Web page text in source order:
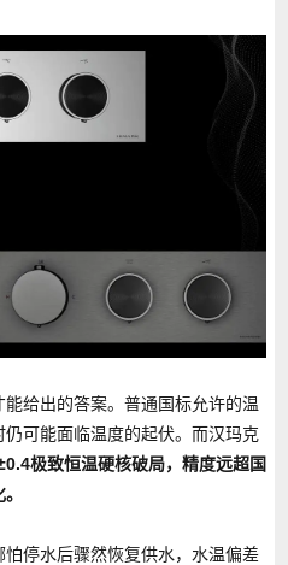
给出的答案。普通国标允许的温
可能面临温度的起伏。而汉玛克
极致恒温硬核破局，精度远超国
停水后骤然恢复供水，水温偏差